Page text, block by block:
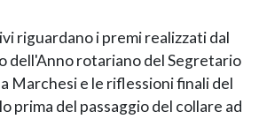
riguardano i premi realizzati dal
dell'Anno rotariano del Segretario
Marchesi e le riflessioni finali del
prima del passaggio del collare ad